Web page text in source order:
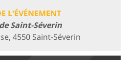
L'ÉVÉNEMENT
Saint-Séverin
4550 Saint-Séverin